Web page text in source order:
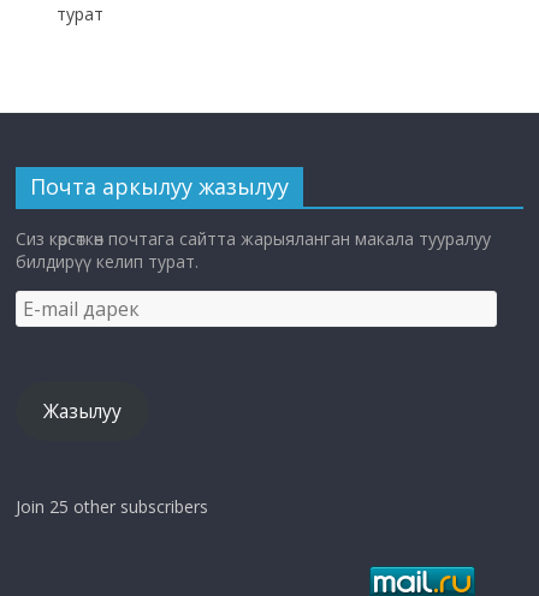
турат
Почта аркылуу жазылуу
Сиз көрсөткөн почтага сайтта жарыяланган макала тууралуу
билдирүү келип турат.
E-
mail
Жазылуу
Join 25 other subscribers